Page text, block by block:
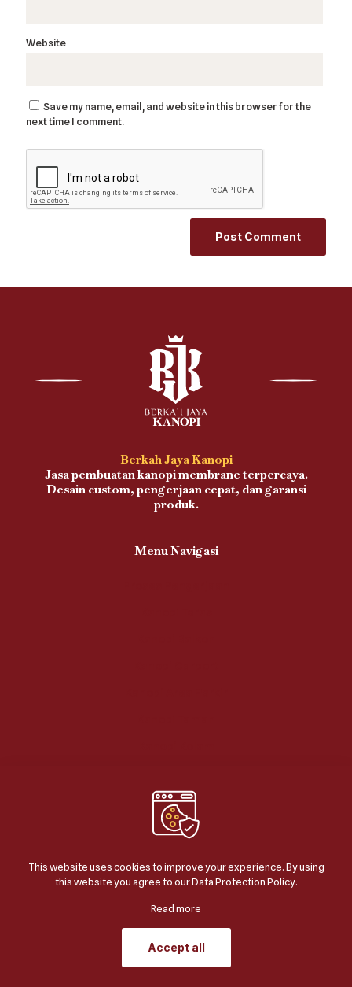
Website
Save my name, email, and website in this browser for the
next time I comment.
Berkah Jaya Kanopi
Jasa pembuatan kanopi membrane terpercaya.
Desain custom, pengerjaan cepat, dan garansi
produk.
Menu Navigasi
BERKAH JAYA KANOPI
| ALL RIGHTS
RESERVED | POWERED BYJASA SEO GOOGLE
This website uses cookies to improve your experience. By using
this website you agree to ourData Protection Policy.
Read more
Accept all